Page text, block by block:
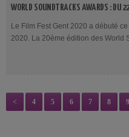
WORLD SOUNDTRACKS AWARDS : DU
Le Film Fest Gent 2020 a débuté
2020​. La 20ème édition des World
< 4 5 6 7 8 9